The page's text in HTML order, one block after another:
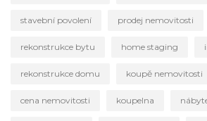
stavební povolení prodej nemovitosti
rekonstrukce bytu home staging
rekonstrukce domu koupě nemovitosti
cena nemovitosti koupelna